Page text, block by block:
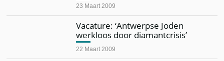
23 Maart 2009
Vacature: ‘Antwerpse Joden
werkloos door diamantcrisis’
22 Maart 2009